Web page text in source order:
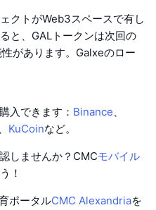
クトがWeb3スペースで有し
と、GALトークンは次回の
があります。Galxeのロー
入できます： Binance、
、 KuCoinなど。
しませんか？CMCモバイル
！
ポータルCMC Alexandriaを